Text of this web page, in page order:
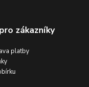
zákazníky
platby